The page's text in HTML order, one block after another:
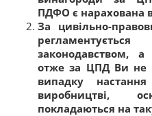
ПДФО є нарахована
За цивільно-
законодавством,
отже за ЦПД Ви не
випадку
виробництві,
покладаються на